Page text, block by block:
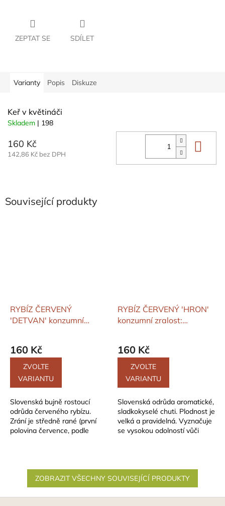
ZEPTAT SE SDÍLET
Související produkty
RYBÍZ ČERVENÝ
'DETVAN' konzumní
160 Kč
ZVOLTE
VARIANTU
Slovenská bujně rostoucí
odrůda červeného rybízu.
Zrání je středně rané (první
polovina července, podle
RYBÍZ ČERVENÝ 'HRON'
konzumní zralost:
160 Kč
ZVOLTE
VARIANTU
Slovenská odrůda aromatické,
sladkokyselé chuti. Plodnost je
velká a pravidelná. Vyznačuje
se vysokou odolností vůči
ZOBRAZIT VŠECHNY SOUVISEJÍCÍ PRODUKTY
Varianty Popis Diskuze
Keř v květináči
Skladem | 198
160 Kč
142,86 Kč bez DPH